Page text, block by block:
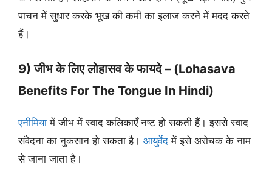
पाचन में सुधार करके भूख की कमी का इलाज करने में मदद करते
हैं।
9) जीभ के लिए लोहासव के फायदे – (Lohasava
Benefits For The Tongue In Hindi)
एनीमिया में जीभ में स्वाद कलिकाएँ नष्ट हो सकती हैं। इससे स्वाद
संवेदना का नुकसान हो सकता है। आयुर्वेदमें इसे अरोचक के नाम
से जाना जाता है।